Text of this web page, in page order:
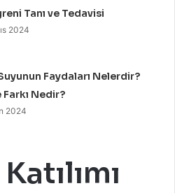
Tanı ve Tedavisi
2024
Faydaları Nelerdir?
Nedir?
2024